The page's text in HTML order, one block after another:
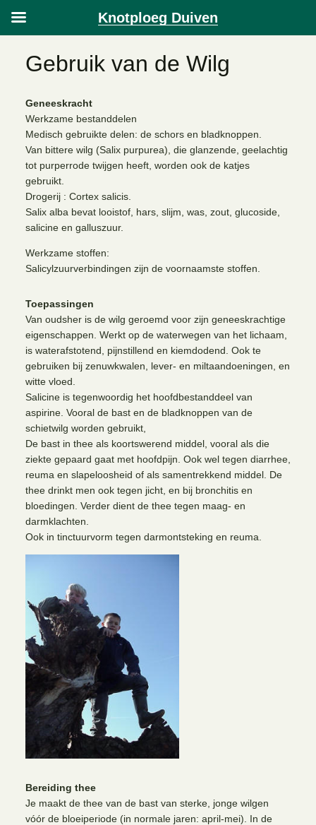
Gebruik van de Wilg
Geneeskracht
Werkzame bestanddelen
Medisch gebruikte delen: de schors en bladknoppen.
Van bittere wilg (Salix purpurea), die glanzende, geelachtig
tot purperrode twijgen heeft, worden ook de katjes
gebruikt.
Drogerij : Cortex salicis.
Salix alba bevat looistof, hars, slijm, was, zout, glucoside,
salicine en galluszuur.
Werkzame stoffen:
Salicylzuurverbindingen zijn de voornaamste stoffen.
Toepassingen
Van oudsher is de wilg geroemd voor zijn geneeskrachtige
eigenschappen. Werkt op de waterwegen van het lichaam,
is waterafstotend, pijnstillend en kiemdodend. Ook te
gebruiken bij zenuwkwalen, lever- en miltaandoeningen, en
witte vloed.
Salicine is tegenwoordig het hoofdbestanddeel van
aspirine. Vooral de bast en de bladknoppen van de
schietwilg worden gebruikt,
De bast in thee als koortswerend middel, vooral als die
ziekte gepaard gaat met hoofdpijn. Ook wel tegen diarrhee,
reuma en slapeloosheid of als samentrekkend middel. De
thee drinkt men ook tegen jicht, en bij bronchitis en
bloedingen. Verder dient de thee tegen maag- en
darmklachten.
Ook in tinctuurvorm tegen darmontsteking en reuma.
Bereiding thee
Je maakt de thee van de bast van sterke, jonge wilgen
vóór de bloeiperiode (in normale jaren: april-mei). In de
Knotploeg Duiven